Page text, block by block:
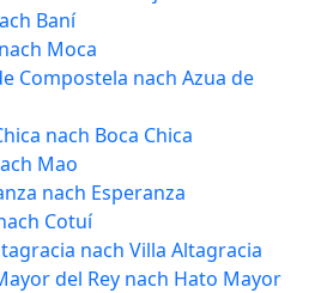
Baní
Moca
Compostela nach Azua de
nach Boca Chica
Mao
nach Esperanza
Cotuí
nach Villa Altagracia
del Rey nach Hato Mayor